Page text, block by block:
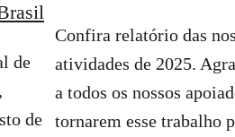
de
de
Confira relatório das
atividades de 2025.
a todos os nossos
tornarem esse trabalho